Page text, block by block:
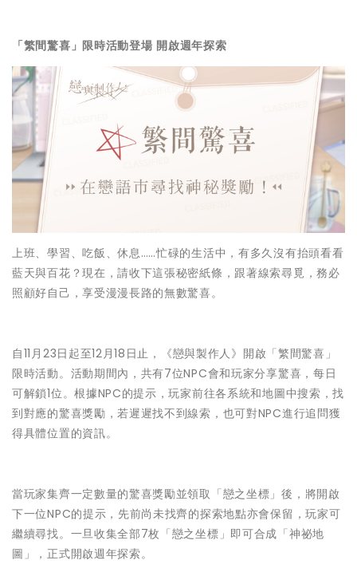
「繁間驚喜」限時活動登場 開啟週年探索
上班、學習、吃飯、休息……忙碌的生活中，有多久沒有抬頭看看
藍天與百花？現在，請收下這張秘密紙條，跟著線索尋覓，務必
照顧好自己，享受漫漫長路的無數驚喜。
自11月23日起至12月18日止，《戀與製作人》開啟「繁間驚喜」
限時活動。活動期間內，共有7位NPC會和玩家分享驚喜，每日
可解鎖1位。根據NPC的提示，玩家前往各系統和地圖中搜索，找
到對應的驚喜獎勵，若遲遲找不到線索，也可對NPC進行追問獲
得具體位置的資訊。
當玩家集齊一定數量的驚喜獎勵並領取「戀之坐標」後，將開啟
下一位NPC的提示，先前尚未找齊的探索地點亦會保留，玩家可
繼續尋找。一旦收集全部7枚「戀之坐標」即可合成「神祕地
圖」，正式開啟週年探索。